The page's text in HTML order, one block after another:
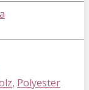
, Polyester